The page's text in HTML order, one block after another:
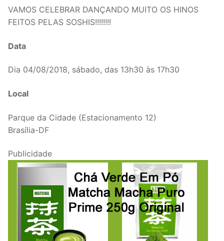
VAMOS CELEBRAR DANÇANDO MUITO OS HINOS
FEITOS PELAS SOSHIS!!!!!!!!
Data
Dia 04/08/2018, sábado, das 13h30 às 17h30
Local
Parque da Cidade (Estacionamento 12)
Brasília-DF
Publicidade